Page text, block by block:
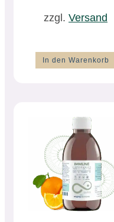
zzgl. Versand
In den Warenkorb